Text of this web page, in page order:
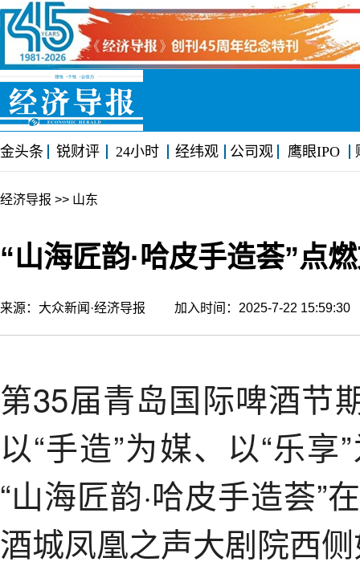
金头条 锐财评 24小时 经纬观 公司观 鹰眼IPO
经济导报 >> 山东
“山海匠韵·哈皮手造荟”点
来源：大众新闻·经济导报 加入时间：2025-7-22
第35届青岛国际啤酒节
以“手造”为媒、以“乐
“山海匠韵·哈皮手造荟”
酒城凤凰之声大剧院西